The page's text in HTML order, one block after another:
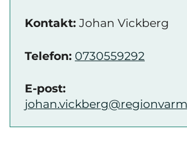
Kontakt: Johan Vickberg
Telefon: 0730559292
E-post: